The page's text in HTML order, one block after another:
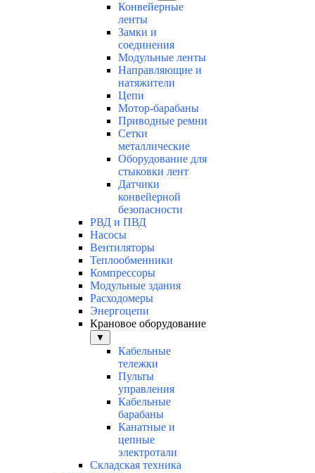
Конвейерные
ленты
Замки и
соединения
Модульные ленты
Направляющие и
натяжители
Цепи
Мотор-барабаны
Приводные ремни
Сетки
металлические
Оборудование для
стыковки лент
Датчики
конвейерной
безопасности
РВД и ПВД
Насосы
Вентиляторы
Теплообменники
Компрессоры
Модульные здания
Расходомеры
Энергоцепи
Крановое оборудование
▼
Кабельные
тележки
Пульты
управления
Кабельные
барабаны
Канатные и
цепные
электротали
Складская техника